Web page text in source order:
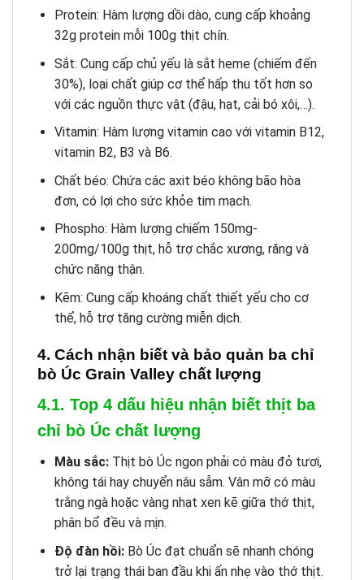
Protein: Hàm lượng dồi dào, cung cấp khoảng
32g protein mỗi 100g thịt chín.
Sắt: Cung cấp chủ yếu là sắt heme (chiếm đến
30%), loại chất giúp cơ thể hấp thu tốt hơn so
với các nguồn thực vật (đậu, hạt, cải bó xôi,…).
Vitamin: Hàm lượng vitamin cao với vitamin B12,
vitamin B2, B3 và B6.
Chất béo: Chứa các axit béo không bão hòa
đơn, có lợi cho sức khỏe tim mạch.
Phospho: Hàm lượng chiếm 150mg-
200mg/100g thịt, hỗ trợ chắc xương, răng và
chức năng thận.
Kẽm: Cung cấp khoáng chất thiết yếu cho cơ
thể, hỗ trợ tăng cường miễn dịch.
4. Cách nhận biết và bảo quản ba chỉ
bò Úc Grain Valley chất lượng
4.1. Top 4 dấu hiệu nhận biết thịt ba
chỉ bò Úc chất lượng
Màu sắc:Thịt bò Úc ngon phải có màu đỏ tươi,
không tái hay chuyển nâu sẫm. Vân mỡ có màu
trắng ngà hoặc vàng nhạt xen kẽ giữa thớ thịt,
phân bổ đều và mịn.
Độ đàn hồi:Bò Úc đạt chuẩn sẽ nhanh chóng
trở lại trạng thái ban đầu khi ấn nhẹ vào thớ thịt.